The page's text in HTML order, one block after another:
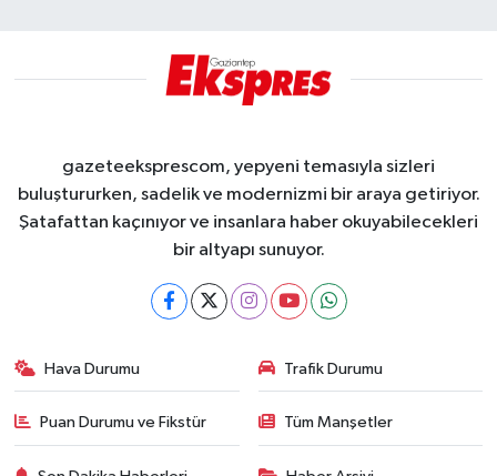
gazeteeksprescom, yepyeni temasıyla sizleri
buluştururken, sadelik ve modernizmi bir araya getiriyor.
Şatafattan kaçınıyor ve insanlara haber okuyabilecekleri
bir altyapı sunuyor.
Hava Durumu Trafik Durumu
Puan Durumu ve Fikstür Tüm Manşetler